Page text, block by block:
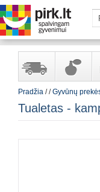
sandėlyje
ir
kosmetika
Pradžia //Gyvūnų
Tualetas -